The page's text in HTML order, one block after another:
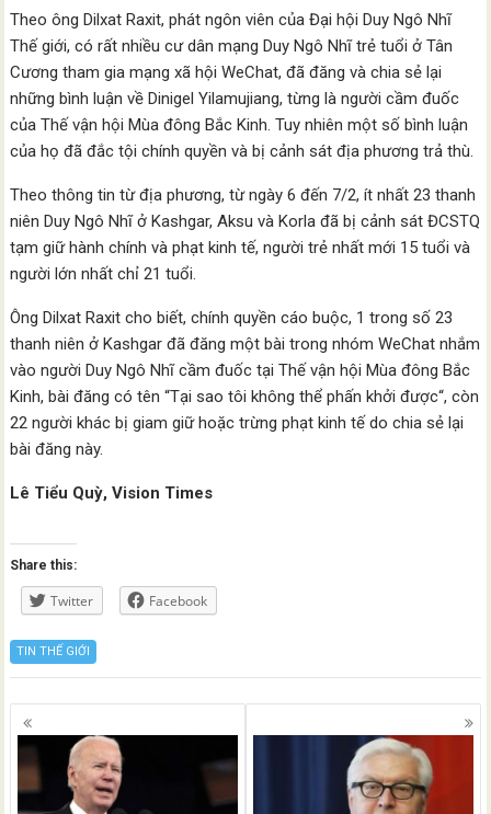
Theo ông Dilxat Raxit, phát ngôn viên của Đại hội Duy Ngô Nhĩ
Thế giới, có rất nhiều cư dân mạng Duy Ngô Nhĩ trẻ tuổi ở Tân
Cương tham gia mạng xã hội WeChat, đã đăng và chia sẻ lại
những bình luận về Dinigel Yilamujiang, từng là người cầm đuốc
của Thế vận hội Mùa đông Bắc Kinh. Tuy nhiên một số bình luận
của họ đã đắc tội chính quyền và bị cảnh sát địa phương trả thù.
Theo thông tin từ địa phương, từ ngày 6 đến 7/2, ít nhất 23 thanh
niên Duy Ngô Nhĩ ở Kashgar, Aksu và Korla đã bị cảnh sát ĐCSTQ
tạm giữ hành chính và phạt kinh tế, người trẻ nhất mới 15 tuổi và
người lớn nhất chỉ 21 tuổi.
Ông Dilxat Raxit cho biết, chính quyền cáo buộc, 1 trong số 23
thanh niên ở Kashgar đã đăng một bài trong nhóm WeChat nhắm
vào người Duy Ngô Nhĩ cầm đuốc tại Thế vận hội Mùa đông Bắc
Kinh, bài đăng có tên “Tại sao tôi không thể phấn khởi được“, còn
22 người khác bị giam giữ hoặc trừng phạt kinh tế do chia sẻ lại
bài đăng này.
Lê Tiểu Quỳ, Vision Times
Share this:
Twitter Facebook
TIN THẾ GIỚI
Posts
navigation